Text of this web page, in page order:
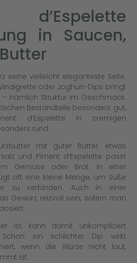
in Saucen,
seine vielleicht eleganteste Seite.
oder Joghurt-Dips bringt
nämlich Struktur im Geschmack.
Bestandteile besonders gut,
d’Espelette in cremigen
rund.
mit guter Butter, etwas
und Piment d’Espelette passt
Gemüse oder Brot. In einer
oft eine kleine Menge, um Süße
zu verbinden. Auch in einer
Gewürz reizvoll sein, sofern man
ist, kann damit unkompliziert
Schon ein schlichter Dip wirkt
wenn die Würze nicht laut,
ist.